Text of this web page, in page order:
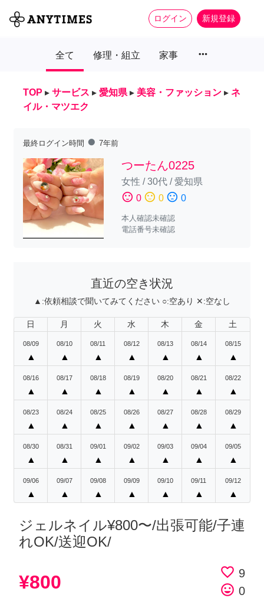
ログイン 新規登録
全て 修理・組立 家事 more_horiz
TOP ▸ サービス ▸ 愛知県 ▸ 美容・ファッション ▸ ネ
イル・マツエク
最終ログイン時間 fiber_manual_record 7年前
つーたん0225
女性 /30代/愛知県
sentiment_satisfied 0 sentiment_neutral 0 sentiment_dissatisfied 0
本人確認未確認
電話番号未確認
直近の空き状況
▲:依頼相談で聞いてみてください ○:空あり ✕:空なし
日 月 火 水 木 金 土
08/09
▲
08/10
▲
08/11
▲
08/12
▲
08/13
▲
08/14
▲
08/15
▲
08/16
▲
08/17
▲
08/18
▲
08/19
▲
08/20
▲
08/21
▲
08/22
▲
08/23
▲
08/24
▲
08/25
▲
08/26
▲
08/27
▲
08/28
▲
08/29
▲
08/30
▲
08/31
▲
09/01
▲
09/02
▲
09/03
▲
09/04
▲
09/05
▲
09/06
▲
09/07
▲
09/08
▲
09/09
▲
09/10
▲
09/11
▲
09/12
▲
ジェルネイル¥800〜/出張可能/子連
れOK/送迎OK/
¥800 favorite_border 9
tag_faces 0